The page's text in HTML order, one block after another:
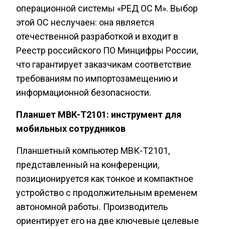
операционной системы «РЕД ОС М». Выбор
этой ОС неслучаен: она является
отечественной разработкой и входит в
Реестр российского ПО Минцифры России,
что гарантирует заказчикам соответствие
требованиям по импортозамещению и
информационной безопасности.
Планшет МВК-Т2101: инструмент для
мобильных сотрудников
Планшетный компьютер МВК-Т2101,
представленный на конференции,
позиционируется как тонкое и компактное
устройство с продолжительным временем
автономной работы. Производитель
ориентирует его на две ключевые целевые